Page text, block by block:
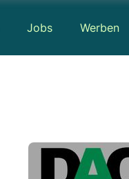
Jobs Werben